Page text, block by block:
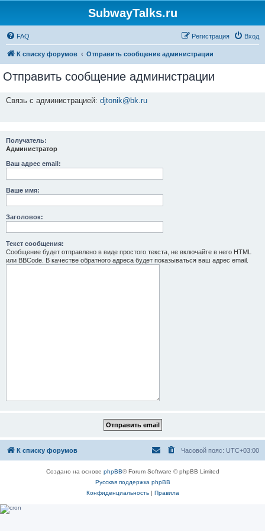
SubwayTalks.ru
FAQ Вход
Регистрация
К списку форумов Отправить сообщение администрации
Отправить сообщение администрации
Связь с администрацией: djtonik@bk.ru
Получатель:
Администратор
Ваш адрес email:
Ваше имя:
Заголовок:
Текст сообщения:
Сообщение будет отправлено в виде простого текста, не включайте в него HTML
или BBCode. В качестве обратного адреса будет показываться ваш адрес email.
К списку форумов Часовой пояс: UTC+03:00
Создано на основе phpBB® Forum Software © phpBB Limited
Русская поддержка phpBB
Конфиденциальность| Правила